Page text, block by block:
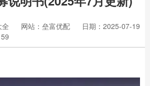
网站：垒富优配
日期：2025-07-19